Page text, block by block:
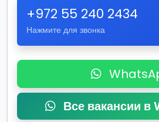
+972 55 240 2434
Нажмите для звонка
Все вакансии